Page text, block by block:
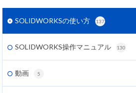
SOLIDWORKSの使い方 137
SOLIDWORKS操作マニュアル 130
動画 5